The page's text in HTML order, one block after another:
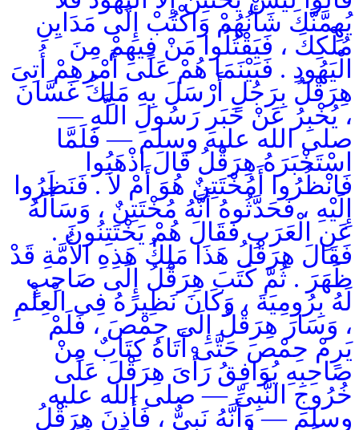
يُهِمَّنَّكَ شَأْنُهُمْ وَاكْتُبْ إِلَى مَدَايِنِ
مُلْكِكَ ، فَيَقْتُلُوا مَنْ فِيهِمْ مِنَ
الْيَهُودِ . فَبَيْنَمَا هُمْ عَلَى أَمْرِهِمْ أُتِىَ
هِرَقْلُ بِرَجُلٍ أَرْسَلَ بِهِ مَلِكُ غَسَّانَ
، يُخْبِرُ عَنْ خَبَرِ رَسُولِ اللَّهِ —
صلى الله عليه وسلم — فَلَمَّا
اسْتَخْبَرَهُ هِرَقْلُ قَالَ اذْهَبُوا
فَانْظُرُوا أَمُخْتَتِنٌ هُوَ أَمْ لاَ . فَنَظَرُوا
إِلَيْهِ ، فَحَدَّثُوهُ أَنَّهُ مُخْتَتِنٌ ، وَسَأَلَهُ
عَنِ الْعَرَبِ فَقَالَ هُمْ يَخْتَتِنُونَ .
فَقَالَ هِرَقْلُ هَذَا مَلِكُ هَذِهِ الأُمَّةِ قَدْ
ظَهَرَ . ثُمَّ كَتَبَ هِرَقْلُ إِلَى صَاحِبٍ
لَهُ بِرُومِيَةَ ، وَكَانَ نَظِيرَهُ فِى الْعِلْمِ
، وَسَارَ هِرَقْلُ إِلَى حِمْصَ ، فَلَمْ
يَرِمْ حِمْصَ حَتَّى أَتَاهُ كِتَابٌ مِنْ
صَاحِبِهِ يُوَافِقُ رَأْىَ هِرَقْلَ عَلَى
خُرُوجِ النَّبِىِّ — صلى الله عليه
وسلم — وَأَنَّهُ نَبِىٌّ ، فَأَذِنَ هِرَقْلُ